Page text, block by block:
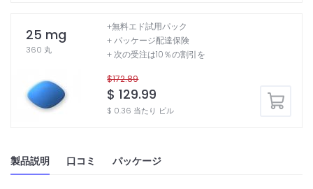
25 mg
360 丸
$172.89
$ 129.99
$ 0.36 当たり ピル
+無料エド試用パック
+ パッケージ配達保険
+ 次の受注は10％の割引を
製品説明 口コミ パッケージ